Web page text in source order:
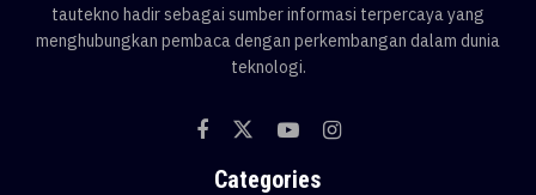
tautekno hadir sebagai sumber informasi terpercaya yang
menghubungkan pembaca dengan perkembangan dalam dunia
teknologi.
Categories